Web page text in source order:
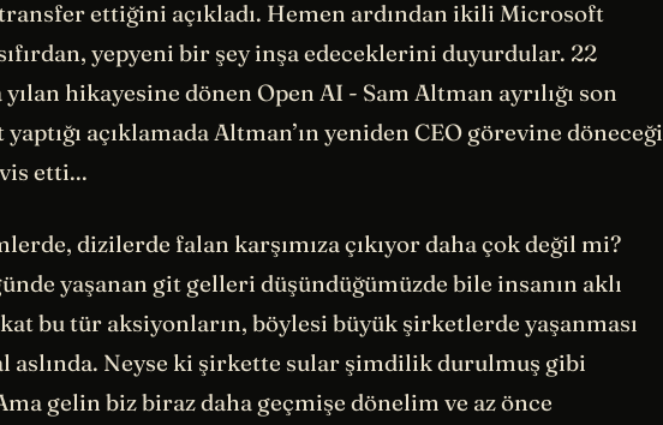
ettiğini açıkladı. Hemen ardından ikili Microsoft
yepyeni bir şey inşa edeceklerini duyurdular. 22
yılan hikayesine dönen Open AI - Sam Altman ayrılığı son
açıklamada Altman’ın yeniden CEO görevine döneceği
etti...
dizilerde falan karşımıza çıkıyor daha çok değil mi?
yaşanan git gelleri düşündüğümüzde bile insanın aklı
bu tür aksiyonların, böylesi büyük şirketlerde yaşanması
aslında. Neyse ki şirkette sular şimdilik durulmuş gibi
gelin biz biraz daha geçmişe dönelim ve az önce